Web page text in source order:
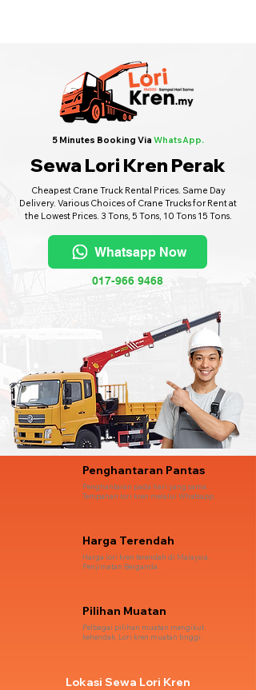
5 Minutes Booking Via WhatsApp.
Sewa Lori Kren Perak
Cheapest Crane Truck Rental Prices. Same Day
Delivery. Various Choices of Crane Trucks for Rent at
the Lowest Prices. 3 Tons, 5 Tons, 10 Tons 15 Tons.
Whatsapp Now
017-966 9468
Penghantaran Pantas
Penghantaran pada hari yang sama.
Tempahan lori kren melalui Whatsapp.
Harga Terendah
Harga lori kren terendah di Malaysia.
Penjimatan Berganda.
Pilihan Muatan
Pelbagai pilihan muatan mengikut
kehendak. Lori kren muatan tinggi.
Lokasi Sewa Lori Kren